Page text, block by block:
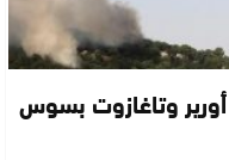
وتاغازوت بسوس